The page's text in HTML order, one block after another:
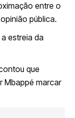
entre o
pública.
estreia da
que
Mbappé marcar